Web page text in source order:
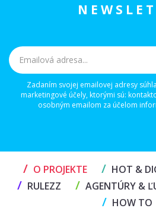
Zadaním svojej emailovej adresy
marketingové účely, ktorými sú:
osobným emailom za účelom
/ O PROJEKTE / HOT &
/ RULEZZ / AGENTÚRY &
/ HOW TO